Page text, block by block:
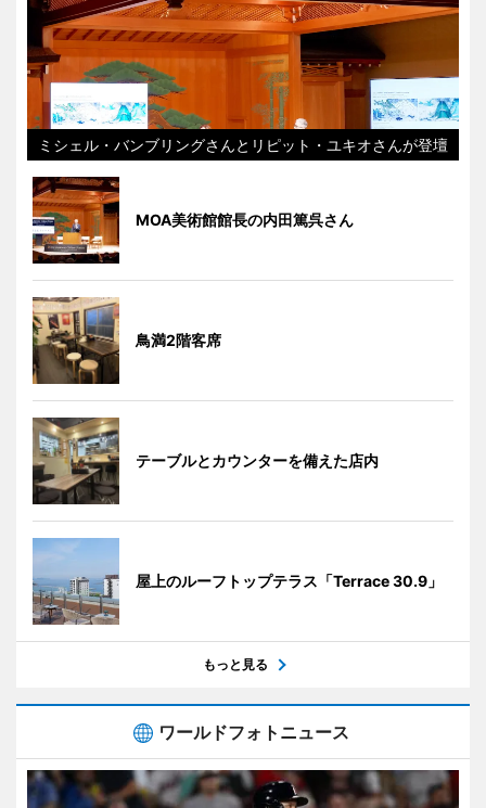
ミシェル・バンブリングさんとリピット・ユキオさんが登壇
MOA美術館館長の内田篤呉さん
鳥満2階客席
テーブルとカウンターを備えた店内
屋上のルーフトップテラス「Terrace 30.9」
もっと見る
ワールドフォトニュース